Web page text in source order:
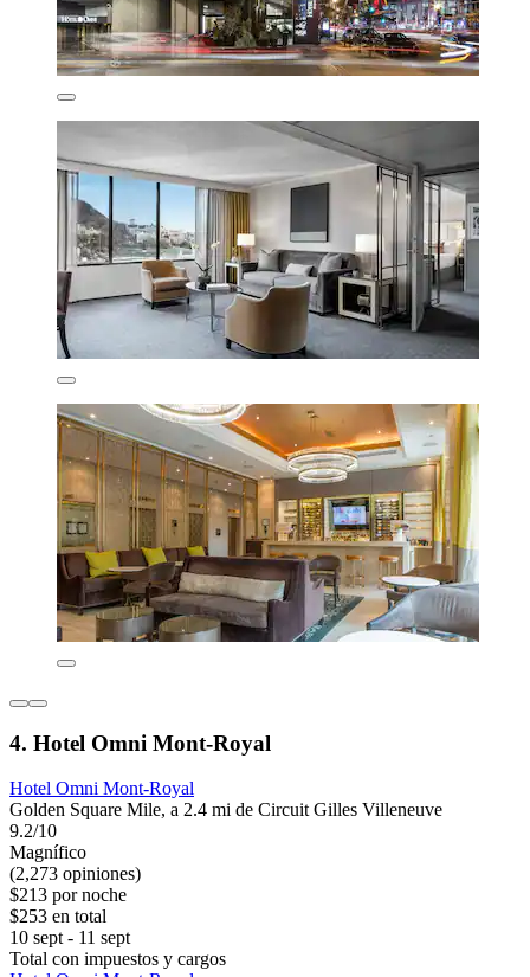
4. Hotel Omni Mont-Royal
Hotel Omni Mont-Royal
Golden Square Mile, a 2.4 mi de Circuit Gilles Villeneuve
9.2/10
Magnífico
(2,273 opiniones)
$213 por noche
$253 en total
10 sept - 11 sept
Total con impuestos y cargos